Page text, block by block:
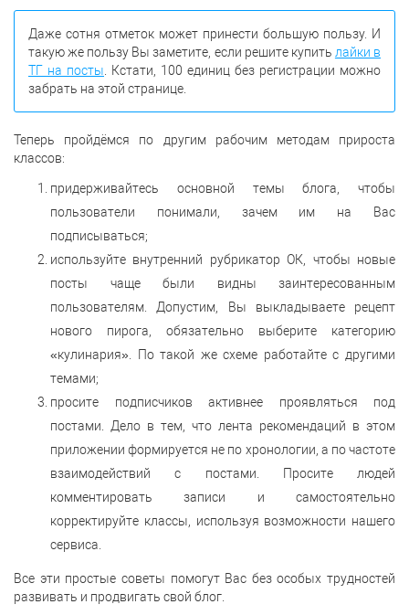
Даже сотня отметок может принести большую пользу. И
такую же пользу Вы заметите, если решите купить лайки в
ТГ на посты . Кстати, 100 единиц без регистрации можно
забрать на этой странице.
Теперь пройдёмся по другим рабочим методам прироста
классов:
придерживайтесь основной темы блога, чтобы
пользователи понимали, зачем им на Вас
подписываться;
используйте внутренний рубрикатор ОК, чтобы новые
посты чаще были видны заинтересованным
пользователям. Допустим, Вы выкладываете рецепт
нового пирога, обязательно выберите категорию
«кулинария». По такой же схеме работайте с другими
темами;
просите подписчиков активнее проявляться под
постами. Дело в тем, что лента рекомендаций в этом
приложении формируется не по хронологии, а по частоте
взаимодействий с постами. Просите людей
комментировать записи и самостоятельно
корректируйте классы, используя возможности нашего
сервиса.
Все эти простые советы помогут Вас без особых трудностей
развивать и продвигать свой блог.